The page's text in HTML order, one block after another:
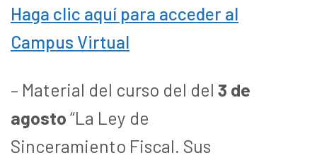
Haga clic aquí para acceder al
Campus Virtual
– Material del curso del del 3 de
agosto “La Ley de
Sinceramiento Fiscal. Sus